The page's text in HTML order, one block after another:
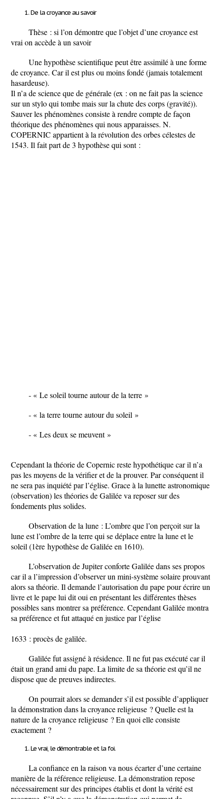
De la croyance au savoir
Thèse : si l’on démontre que l’objet d’une croyance est
vrai on accède à un savoir
Une hypothèse scientifique peut être assimilé à une forme
de croyance. Car il est plus ou moins fondé (jamais totalement
hasardeuse).
Il n’a de science que de générale (ex : on ne fait pas la science
sur un stylo qui tombe mais sur la chute des corps (gravité)).
Sauver les phénomènes consiste à rendre compte de façon
théorique des phénomènes qui nous apparaisses. N.
COPERNIC appartient à la révolution des orbes célestes de
1543. Il fait part de 3 hypothèse qui sont :
- « Le soleil tourne autour de la terre »
- « la terre tourne autour du soleil »
- « Les deux se meuvent »
Cependant la théorie de Copernic reste hypothétique car il n’a
pas les moyens de la vérifier et de la prouver. Par conséquent il
ne sera pas inquiété par l’église. Grace à la lunette astronomique
(observation) les théories de Galilée va reposer sur des
fondements plus solides.
Observation de la lune : L’ombre que l’on perçoit sur la
lune est l’ombre de la terre qui se déplace entre la lune et le
soleil (1ère hypothèse de Galilée en 1610).
L’observation de Jupiter conforte Galilée dans ses propos
car il a l’impression d’observer un mini-système solaire prouvant
alors sa théorie. Il demande l’autorisation du pape pour écrire un
livre et le pape lui dit oui en présentant les différentes thèses
possibles sans montrer sa préférence. Cependant Galilée montra
sa préférence et fut attaqué en justice par l’église
1633 : procès de galilée.
Galilée fut assigné à résidence. Il ne fut pas exécuté car il
était un grand ami du pape. La limite de sa théorie est qu’il ne
dispose que de preuves indirectes.
On pourrait alors se demander s’il est possible d’appliquer
la démonstration dans la croyance religieuse ? Quelle est la
nature de la croyance religieuse ? En quoi elle consiste
exactement ?
Le vrai, le démontrable et la foi.
La confiance en la raison va nous écarter d’une certaine
manière de la référence religieuse. La démonstration repose
nécessairement sur des principes établis et dont la vérité est